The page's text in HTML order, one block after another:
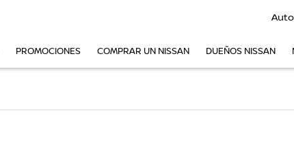
PROMOCIONES COMPRAR UN NISSAN DUEÑOS NISSAN